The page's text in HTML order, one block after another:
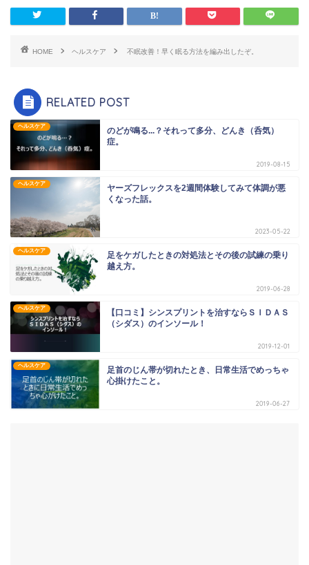
HOME ヘルスケア 不眠改善！早く眠る方法を編み出したぞ。
RELATED POST
ヘルスケア
のどが鳴る...？それって多分、どんき（呑気）
症。
2019-08-15
ヘルスケア
ヤーズフレックスを2週間体験してみて体調が悪
くなった話。
2023-05-22
ヘルスケア
足をケガしたときの対処法とその後の試練の乗り
越え方。
2019-06-28
ヘルスケア
【口コミ】シンスプリントを治すならＳＩＤＡＳ
（シダス）のインソール！
2019-12-01
ヘルスケア
足首のじん帯が切れたとき、日常生活でめっちゃ
心掛けたこと。
2019-06-27